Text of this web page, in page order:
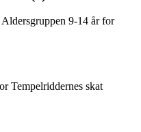
9-14 år for
Tempelriddernes skat